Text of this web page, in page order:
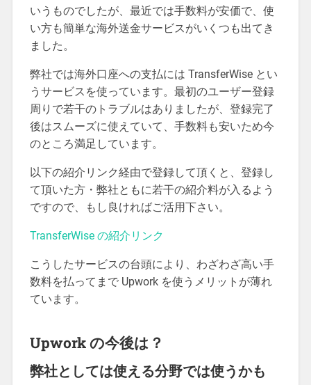
いうものでしたが、最近では手数料が安価で、使
い方も簡単な海外送金サービスがいくつも出てき
ました。
弊社では海外口座への支払には TransferWise とい
うサービスを使っています。最初のユーザー登録
周りで若干のトラブルはありましたが、登録完了
後はスムーズに使えていて、手数料も安いため今
のところ満足しています。
以下の紹介リンク経由で登録して頂くと、登録し
て頂いた方・弊社ともに若干の紹介料が入るよう
ですので、もし良ければご活用下さい。
TransferWise の紹介リンク
こうしたサービスの台頭により、わざわざ高い手
数料を払ってまで Upwork を使うメリットが薄れ
ています。
Upwork の今後は？
弊社としては使える分野では使うかも